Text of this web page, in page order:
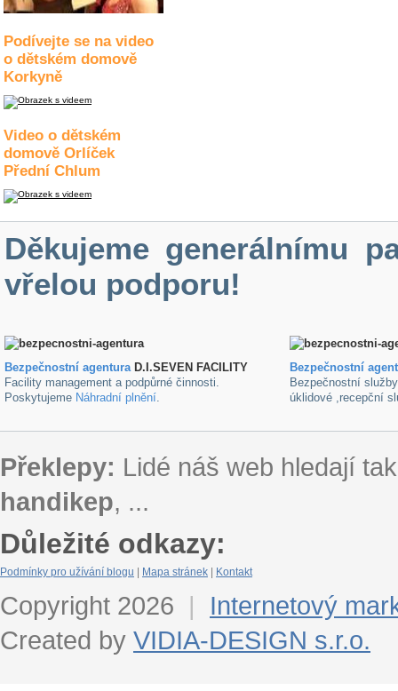
Podívejte se na video
o dětském domově
Korkyně
Video o dětském
domově Orlíček
Přední Chlum
Děkujeme generálnímu
vřelou podporu!
Bezpečnostní agenturaD.I.SEVEN FACILITY
Facility management a podpůrné činnosti.
Poskytujeme Náhradní plnění.
Bezpečnostní
Bezpečnostní
úklidové ,recepční
Překlepy: Lidé náš web hledají
handikep, ...
Důležité odkazy:
Podmínky pro užívání blogu Mapa stránek Kontakt
Copyright 2026 |
Internetový
Created by VIDIA-DESIGN s.r.o.